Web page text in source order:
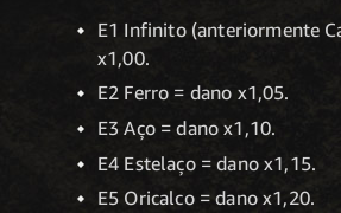
E1 Infinito (anteriormente
x1,00.
E2 Ferro = dano x1,05.
E3 Aço = dano x1,10.
E4 Estelaço = dano x1,15.
E5 Oricalco = dano x1,20.